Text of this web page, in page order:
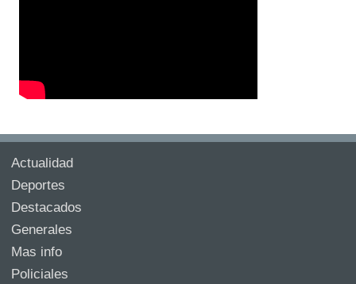
Actualidad
Deportes
Destacados
Generales
Mas info
Policiales